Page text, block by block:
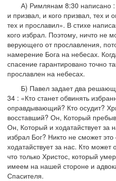
А) Римлянам 8:30 написано :
и призвал, и кого призвал, тех и
тех и прославил». В стихе
кого избрал. Поэтому, ничто не
верующего от прославления,
намерение Бога на небесах.
спасение гарантировано точно
прославлен на небесах.
Б) Павел задает два
34 : «Кто станет обвинять
оправдывающий? Кто осудит?
восставший? Он, Который
Он, Который и ходатайствует за
избрал Бог? Никто не сможет
ходатайствует за нас. Кто может
что только Христос, который
имеем на нашей стороне и
Спасителя.